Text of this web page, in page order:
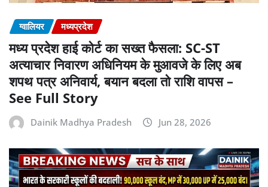
ग्वालियर मध्यप्रदेश
मध्य प्रदेश हाई कोर्ट का सख्त फैसला: SC-ST
अत्याचार निवारण अधिनियम के मुआवजे के लिए अब
शपथ पत्र अनिवार्य, बयान बदला तो राशि वापस –
See Full Story
Dainik Madhya Pradesh Jun 28, 2026